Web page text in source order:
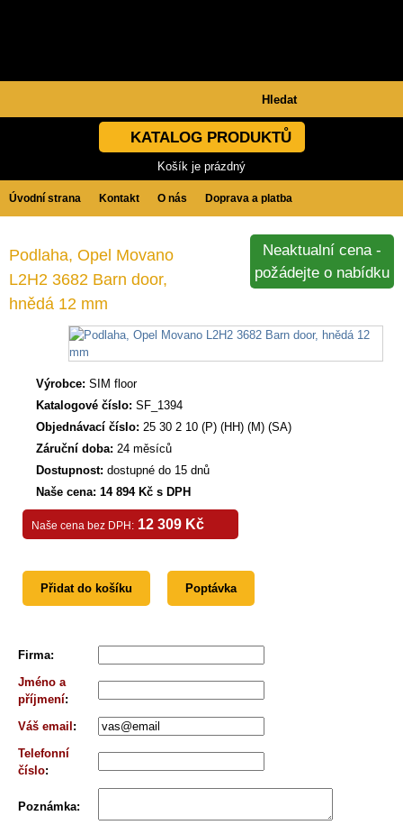
KATALOG PRODUKTŮ
Košík je prázdný
Úvodní strana Kontakt O nás Doprava a platba
Podlaha, Opel Movano
L2H2 3682 Barn door,
hnědá 12 mm
Výrobce: SIM floor
Katalogové číslo: SF_1394
Objednávací číslo: 25 30 2 10 (P) (HH) (M) (SA)
Záruční doba: 24 měsíců
Dostupnost: dostupné do 15 dnů
Naše cena: 14 894 Kč s DPH
Naše cena bez DPH: 12 309 Kč
Neaktualní cena -
požádejte o nabídku
Přidat do košíku Poptávka
Firma:
Jméno a
příjmení:
Váš email :
Telefonní
číslo:
Poznámka: